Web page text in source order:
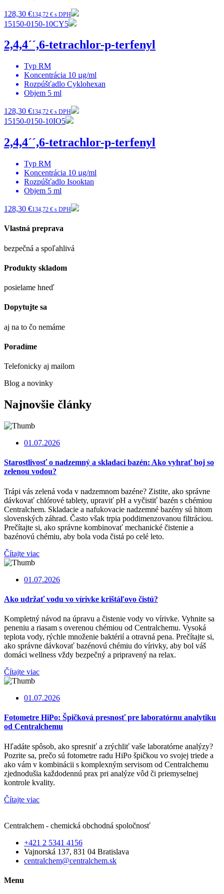
128,30 €134,72 € s DPH
15150-0150-10CY5
2,4,4´´,6-tetrachlor-p-terfenyl
Typ RM
Koncentrácia 10 µg/ml
Rozpúšťadlo Cyklohexan
Objem 5 ml
128,30 €134,72 € s DPH
15150-0150-10IO5
2,4,4´´,6-tetrachlor-p-terfenyl
Typ RM
Koncentrácia 10 µg/ml
Rozpúšťadlo Isooktan
Objem 5 ml
128,30 €134,72 € s DPH
Vlastná preprava
bezpečná a spoľahlivá
Produkty skladom
posielame hneď
Dopytujte sa
aj na to čo nemáme
Poradíme
Telefonicky aj mailom
Blog a novinky
Najnovšie články
01.07.2026
Starostlivosť o nadzemný a skladací bazén: Ako vyhrať boj so
zelenou vodou?
Trápi vás zelená voda v nadzemnom bazéne? Zistite, ako správne
dávkovať chlórové tablety, upraviť pH a vyčistiť bazén s chémiou
Centralchem. Skladacie a nafukovacie nadzemné bazény sú hitom
slovenských záhrad. Často však trpia poddimenzovanou filtráciou.
Prečítajte si, ako správne kombinovať mechanické čistenie a
bazénovú chémiu, aby bola voda čistá po celé leto.
Čítajte viac
01.07.2026
Ako udržať vodu vo vírivke krištáľovo čistú?
Kompletný návod na úpravu a čistenie vody vo vírivke. Vyhnite sa
peneniu a riasam s overenou chémiou od Centralchemu. Vysoká
teplota vody, rýchle množenie baktérií a otravná pena. Prečítajte si,
ako správne dávkovať bazénovú chémiu do vírivky, aby bol váš
domáci wellness vždy bezpečný a pripravený na relax.
Čítajte viac
01.07.2026
Fotometre HiPo: Špičková presnosť pre laboratórnu analytiku
od Centralchemu
Hľadáte spôsob, ako spresniť a zrýchliť vaše laboratórne analýzy?
Pozrite sa, prečo sú fotometre radu HiPo špičkou vo svojej triede a
ako vám v kombinácii s komplexným servisom od Centralchemu
zjednodušia každodennú prax pri analýze vôd či priemyselnej
kontrole kvality.
Čítajte viac
Centralchem - chemická obchodná spoločnosť
+421 2 5341 4156
Vajnorská 137, 831 04 Bratislava
centralchem@centralchem.sk
Menu